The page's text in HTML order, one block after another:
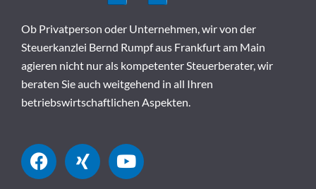
Ob Privatperson oder Unternehmen, wir von der
Steuerkanzlei Bernd Rumpf aus Frankfurt am Main
agieren nicht nur als kompetenter Steuerberater, wir
beraten Sie auch weitgehend in all Ihren
betriebswirtschaftlichen Aspekten.